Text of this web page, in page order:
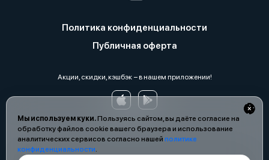
Мы используем куки.Пользуясь сайтом, вы даёте согласие на
обработку файлов cookie вашего браузера и использование
аналитических сервисов согласно нашей политике
конфиденциальности.
Политика конфиденциальности
Публичная оферта
Акции, скидки, кэшбэк − в нашем приложении!